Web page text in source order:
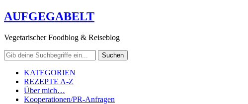
AUFGEGABELT
Vegetarischer Foodblog & Reiseblog
KATEGORIEN
REZEPTE A-Z
Über mich…
Kooperationen/PR-Anfragen